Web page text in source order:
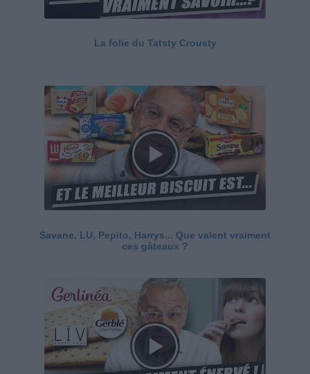
La folie du Tatsty Crousty
Savane, LU, Pepito, Harrys... Que valent vraiment
ces gâteaux ?